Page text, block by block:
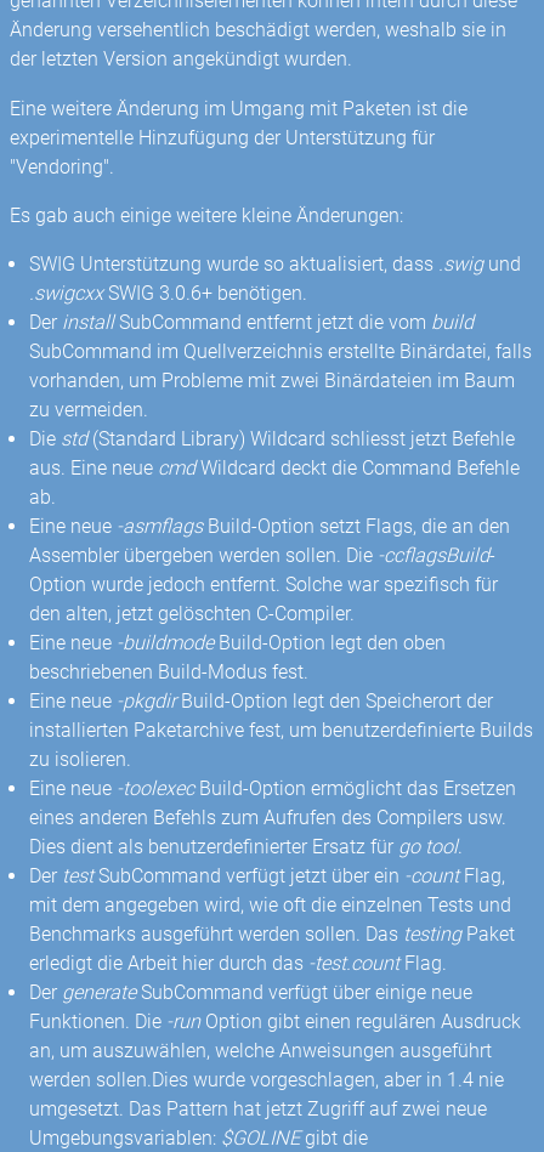
Änderung versehentlich beschädigt werden, weshalb sie in
der letzten Version angekündigt wurden.
Eine weitere Änderung im Umgang mit Paketen ist die
experimentelle Hinzufügung der Unterstützung für
"Vendoring".
Es gab auch einige weitere kleine Änderungen:
SWIG Unterstützung wurde so aktualisiert, dass .swigund
.swigcxxSWIG 3.0.6+ benötigen.
Der installSubCommand entfernt jetzt die vom build
SubCommand im Quellverzeichnis erstellte Binärdatei, falls
vorhanden, um Probleme mit zwei Binärdateien im Baum
zu vermeiden.
Die std(Standard Library) Wildcard schliesst jetzt Befehle
aus. Eine neue cmdWildcard deckt die Command Befehle
ab.
Eine neue -asmflagsBuild-Option setzt Flags, die an den
Assembler übergeben werden sollen. Die -ccflagsBuild-
Option wurde jedoch entfernt. Solche war spezifisch für
den alten, jetzt gelöschten C-Compiler.
Eine neue -buildmodeBuild-Option legt den oben
beschriebenen Build-Modus fest.
Eine neue -pkgdirBuild-Option legt den Speicherort der
installierten Paketarchive fest, um benutzerdefinierte Builds
zu isolieren.
Eine neue -toolexecBuild-Option ermöglicht das Ersetzen
eines anderen Befehls zum Aufrufen des Compilers usw.
Dies dient als benutzerdefinierter Ersatz für go tool.
Der testSubCommand verfügt jetzt über ein -countFlag,
mit dem angegeben wird, wie oft die einzelnen Tests und
Benchmarks ausgeführt werden sollen. Das testingPaket
erledigt die Arbeit hier durch das -test.countFlag.
Der generateSubCommand verfügt über einige neue
Funktionen. Die -runOption gibt einen regulären Ausdruck
an, um auszuwählen, welche Anweisungen ausgeführt
werden sollen.Dies wurde vorgeschlagen, aber in 1.4 nie
umgesetzt. Das Pattern hat jetzt Zugriff auf zwei neue
Umgebungsvariablen: $GOLINEgibt die